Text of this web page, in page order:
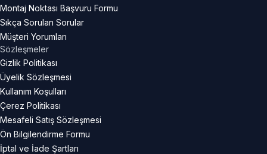
Montaj Noktası Başvuru Formu
Sıkça Sorulan Sorular
Müşteri Yorumları
Sözleşmeler
Gizlik Politikası
Üyelik Sözleşmesi
Kullanım Koşulları
Çerez Politikası
Mesafeli Satış Sözleşmesi
Ön Bilgilendirme Formu
İptal ve İade Şartları